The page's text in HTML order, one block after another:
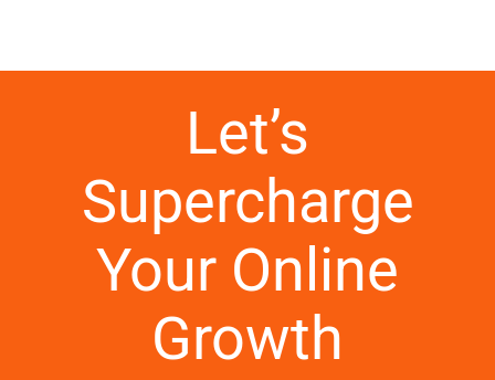
Let’s
Supercharge
Your Online
Growth